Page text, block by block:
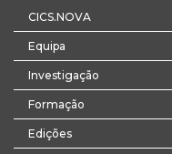
CICS.NOVA
Equipa
Investigação
Formação
Edições